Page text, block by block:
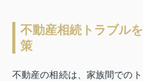
不動産相続トラブル
策
不動産の相続は、家族間での